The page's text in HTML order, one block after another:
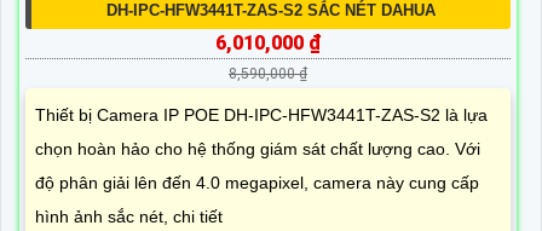
DH-IPC-HFW3441T-ZAS-S2 SẮC NÉT DAHUA
6,010,000 ₫
8,590,000 ₫
Thiết bị Camera IP POE DH-IPC-HFW3441T-ZAS-S2 là lựa
chọn hoàn hảo cho hệ thống giám sát chất lượng cao. Với
độ phân giải lên đến 4.0 megapixel, camera này cung cấp
hình ảnh sắc nét, chi tiết